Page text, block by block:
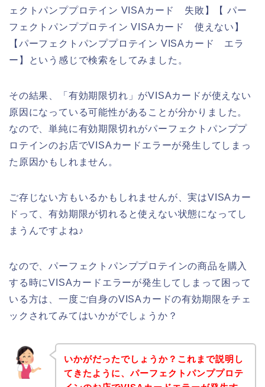
ェクトパンププロテイン VISAカード 失敗】【 パー
フェクトパンププロテイン VISAカード 使えない】
【パーフェクトパンププロテイン VISAカード エラ
ー】という感じで検索をしてみました。
その結果、「有効期限切れ」がVISAカードが使えない
原因になっている可能性があることが分かりました。
なので、単純に有効期限切れがパーフェクトパンププ
ロテインのお店でVISAカードエラーが発生してしまっ
た原因かもしれません。
ご存じない方もいるかもしれませんが、実はVISAカー
ドって、有効期限が切れると使えない状態になってし
まうんですよね♪
なので、パーフェクトパンププロテインの商品を購入
する時にVISAカードエラーが発生してしまって困って
いる方は、一度ご自身のVISAカードの有効期限をチェ
ックされてみてはいかがでしょうか？
いかがだったでしょうか？これまで説明し
てきたように、パーフェクトパンププロテ